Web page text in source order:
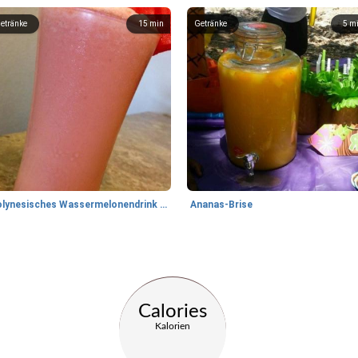
15 min
polynesisches Wassermelonendrink ('otai)
5
Getränke
Ananas-Brise
Calories
Kalorien